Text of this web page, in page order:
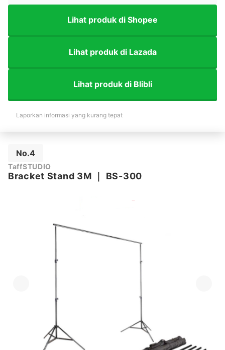
Lihat produk di Shopee
Lihat produk di Lazada
Lihat produk di Blibli
Laporkan informasi yang kurang tepat
No.4
TaffSTUDIO
Bracket Stand 3M BS-300